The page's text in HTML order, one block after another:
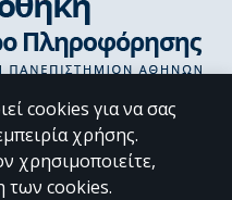
του ΕΚΠΑ
Βιβλιοθηκών
Helpdesk
cookies για να σας
χρήσης.
χρησιμοποιείτε,
των cookies.